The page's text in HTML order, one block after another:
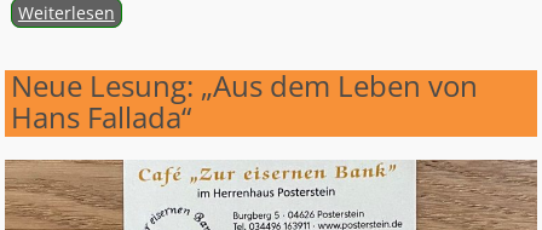
Weiterlesen
Neue Lesung: „Aus dem Leben von
Hans Fallada“